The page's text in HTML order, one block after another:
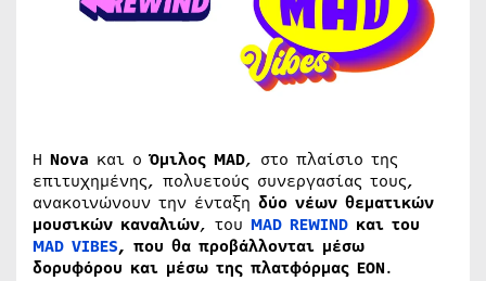
Η Nova και οΌμιλος MAD, στο πλαίσιο της
επιτυχημένης, πολυετούς συνεργασίας τους,
ανακοινώνουν την ένταξη δύο νέων θεματικών
μουσικών καναλιών, του MAD REWIND και του
MAD VIBES, που θα προβάλλονται μέσω
δορυφόρου και μέσω της πλατφόρμας ΕΟΝ.